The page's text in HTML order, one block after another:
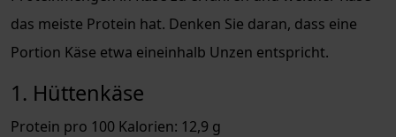
das meiste Protein hat. Denken Sie daran, dass eine
Portion Käse etwa eineinhalb Unzen entspricht.
1. Hüttenkäse
Protein pro 100 Kalorien: 12,9 g